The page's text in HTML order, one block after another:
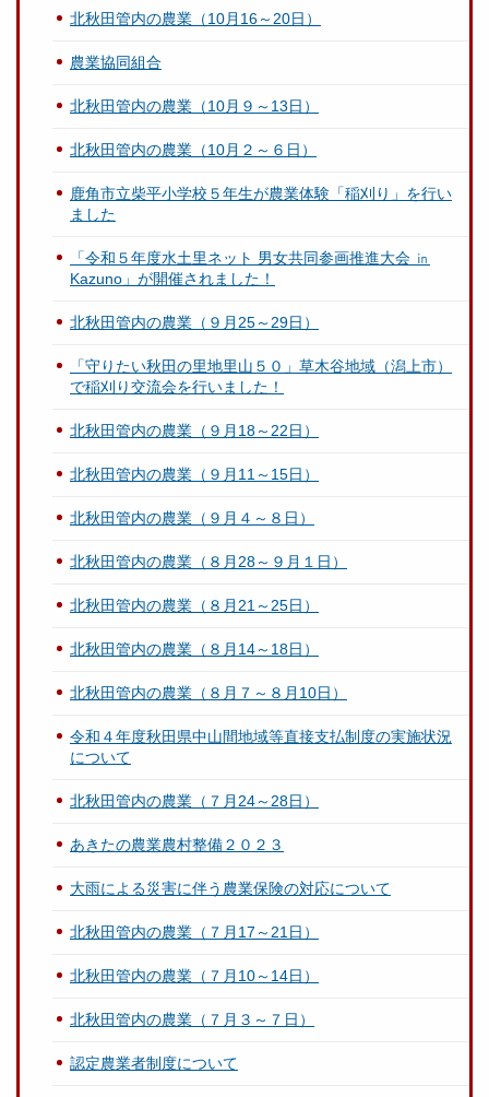
北秋田管内の農業（10月16～20日）
農業協同組合
北秋田管内の農業（10月９～13日）
北秋田管内の農業（10月２～６日）
鹿角市立柴平小学校５年生が農業体験「稲刈り」を行い
ました
「令和５年度水土里ネット 男女共同参画推進大会 ㏌
Kazuno」が開催されました！
北秋田管内の農業（９月25～29日）
「守りたい秋田の里地里山５０」草木谷地域（潟上市）
で稲刈り交流会を行いました！
北秋田管内の農業（９月18～22日）
北秋田管内の農業（９月11～15日）
北秋田管内の農業（９月４～８日）
北秋田管内の農業（８月28～９月１日）
北秋田管内の農業（８月21～25日）
北秋田管内の農業（８月14～18日）
北秋田管内の農業（８月７～８月10日）
令和４年度秋田県中山間地域等直接支払制度の実施状況
について
北秋田管内の農業（７月24～28日）
あきたの農業農村整備２０２３
大雨による災害に伴う農業保険の対応について
北秋田管内の農業（７月17～21日）
北秋田管内の農業（７月10～14日）
北秋田管内の農業（７月３～７日）
認定農業者制度について